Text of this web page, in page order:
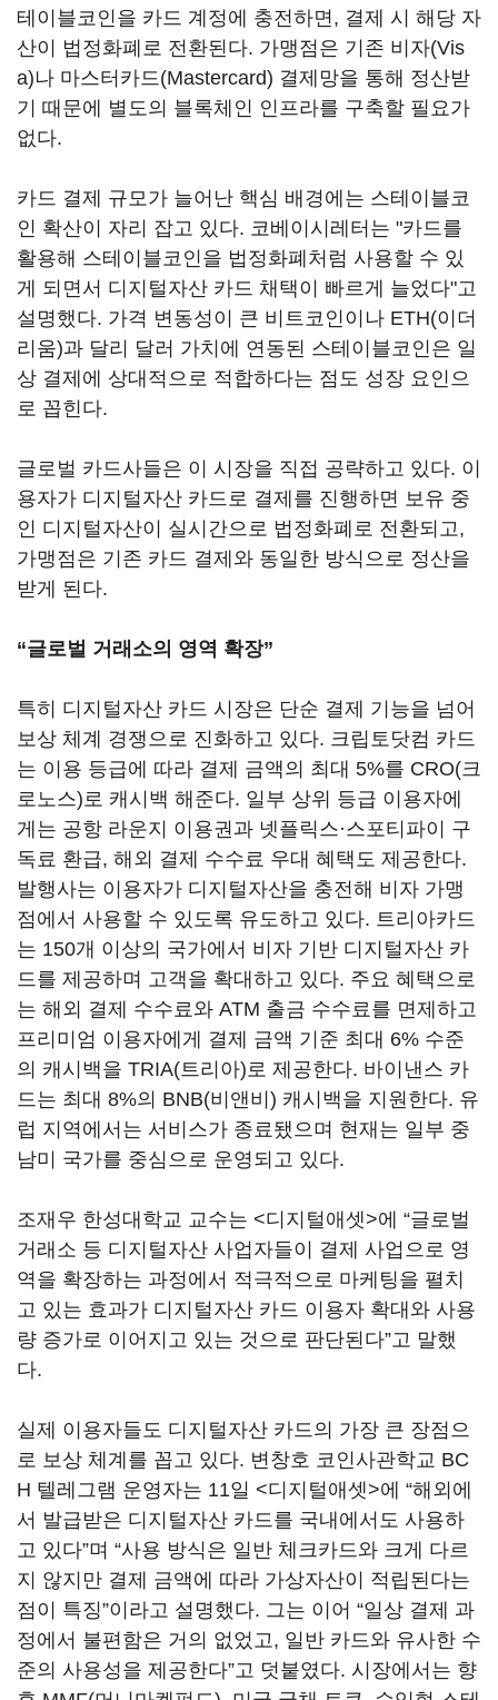
테이블코인을 카드 계정에 충전하면, 결제 시 해당 자
산이 법정화폐로 전환된다. 가맹점은 기존 비자(Vis
a)나 마스터카드(Mastercard) 결제망을 통해 정산받
기 때문에 별도의 블록체인 인프라를 구축할 필요가
없다.
카드 결제 규모가 늘어난 핵심 배경에는 스테이블코
인 확산이 자리 잡고 있다. 코베이시레터는 "카드를
활용해 스테이블코인을 법정화폐처럼 사용할 수 있
게 되면서 디지털자산 카드 채택이 빠르게 늘었다"고
설명했다. 가격 변동성이 큰 비트코인이나 ETH(이더
리움)과 달리 달러 가치에 연동된 스테이블코인은 일
상 결제에 상대적으로 적합하다는 점도 성장 요인으
로 꼽힌다.
글로벌 카드사들은 이 시장을 직접 공략하고 있다. 이
용자가 디지털자산 카드로 결제를 진행하면 보유 중
인 디지털자산이 실시간으로 법정화폐로 전환되고,
가맹점은 기존 카드 결제와 동일한 방식으로 정산을
받게 된다.
“글로벌 거래소의 영역 확장”
특히 디지털자산 카드 시장은 단순 결제 기능을 넘어
보상 체계 경쟁으로 진화하고 있다. 크립토닷컴 카드
는 이용 등급에 따라 결제 금액의 최대 5%를 CRO(크
로노스)로 캐시백 해준다. 일부 상위 등급 이용자에
게는 공항 라운지 이용권과 넷플릭스·스포티파이 구
독료 환급, 해외 결제 수수료 우대 혜택도 제공한다.
발행사는 이용자가 디지털자산을 충전해 비자 가맹
점에서 사용할 수 있도록 유도하고 있다. 트리아카드
는 150개 이상의 국가에서 비자 기반 디지털자산 카
드를 제공하며 고객을 확대하고 있다. 주요 혜택으로
는 해외 결제 수수료와 ATM 출금 수수료를 면제하고
프리미엄 이용자에게 결제 금액 기준 최대 6% 수준
의 캐시백을 TRIA(트리아)로 제공한다. 바이낸스 카
드는 최대 8%의 BNB(비앤비) 캐시백을 지원한다. 유
럽 지역에서는 서비스가 종료됐으며 현재는 일부 중
남미 국가를 중심으로 운영되고 있다.
조재우 한성대학교 교수는 <디지털애셋>에 “글로벌
거래소 등 디지털자산 사업자들이 결제 사업으로 영
역을 확장하는 과정에서 적극적으로 마케팅을 펼치
고 있는 효과가 디지털자산 카드 이용자 확대와 사용
량 증가로 이어지고 있는 것으로 판단된다”고 말했
다.
실제 이용자들도 디지털자산 카드의 가장 큰 장점으
로 보상 체계를 꼽고 있다. 변창호 코인사관학교 BC
H 텔레그램 운영자는 11일 <디지털애셋>에 “해외에
서 발급받은 디지털자산 카드를 국내에서도 사용하
고 있다”며 “사용 방식은 일반 체크카드와 크게 다르
지 않지만 결제 금액에 따라 가상자산이 적립된다는
점이 특징”이라고 설명했다. 그는 이어 “일상 결제 과
정에서 불편함은 거의 없었고, 일반 카드와 유사한 수
준의 사용성을 제공한다”고 덧붙였다. 시장에서는 향